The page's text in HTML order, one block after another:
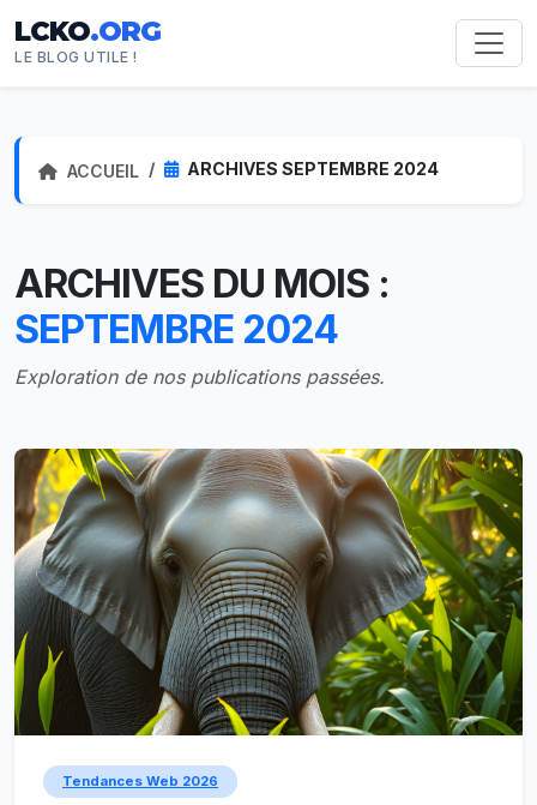
LCKO.ORG
LE BLOG UTILE !
ACCUEIL ARCHIVES SEPTEMBRE 2024
ARCHIVES DU MOIS :
SEPTEMBRE 2024
Exploration de nos publications passées.
Tendances Web 2026